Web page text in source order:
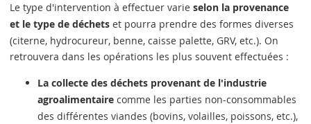
Le type d'intervention à effectuer varieselon la provenance
et le type de déchets et pourra prendre des formes diverses
(citerne, hydrocureur, benne, caisse palette, GRV, etc.). On
retrouvera dans les opérations les plus souvent effectuées :
La collecte des déchets provenant de l'industrie
agroalimentaire comme les parties non-consommables
des différentes viandes (bovins, volailles, poissons, etc.),